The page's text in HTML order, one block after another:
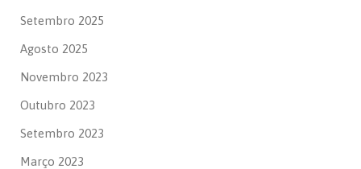
Setembro 2025
Agosto 2025
Novembro 2023
Outubro 2023
Setembro 2023
Março 2023